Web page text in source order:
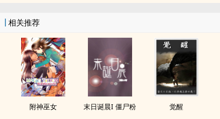
相关推荐
附神巫女 末日诞晨I 僵尸粉 觉醒